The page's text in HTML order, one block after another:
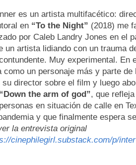
es un artista multifacético:
en “To the Night” (2018) me
por Caleb Landry Jones en el
un artista lidiando con un trauma
Muy experimental. En
como un personaje más y parte
su director sobre el film y luego
“Down the arm of god”, que
en situación de calle en
y que finalmente espera
la entrevista original
cinephilegirl.substack.com/p/